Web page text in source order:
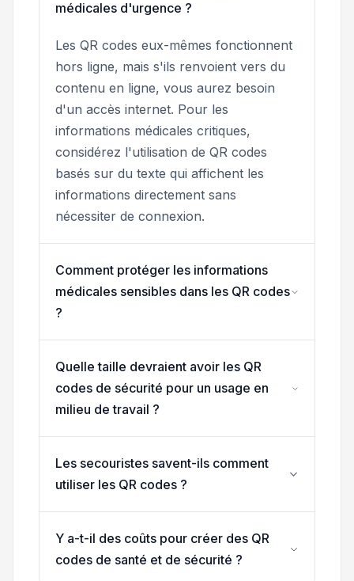
médicales d'urgence ?
Les QR codes eux-mêmes fonctionnent
hors ligne, mais s'ils renvoient vers du
contenu en ligne, vous aurez besoin
d'un accès internet. Pour les
informations médicales critiques,
considérez l'utilisation de QR codes
basés sur du texte qui affichent les
informations directement sans
nécessiter de connexion.
Comment protéger les informations
médicales sensibles dans les QR codes
?
Quelle taille devraient avoir les QR
codes de sécurité pour un usage en
milieu de travail ?
Les secouristes savent-ils comment
utiliser les QR codes ?
Y a-t-il des coûts pour créer des QR
codes de santé et de sécurité ?